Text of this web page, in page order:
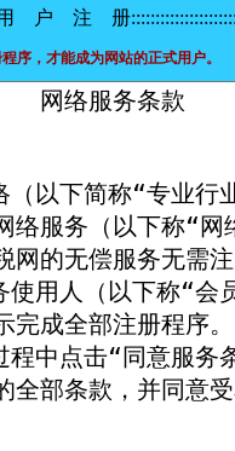
用 户 注 册
序，才能成为网站的正式用户。